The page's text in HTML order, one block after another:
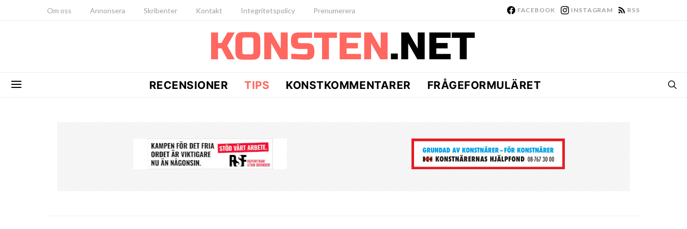
Om oss Annonsera Skribenter Kontakt Integritetspolicy Prenumerera FACEBOOK INSTAGRAM RSS
RECENSIONER TIPS KONSTKOMMENTARER FRÅGEFORMULÄRET